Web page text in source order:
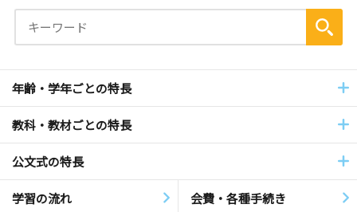
年齢・学年ごとの特長
教科・教材ごとの特長
公文式の特長
学習の流れ 会費・各種手続き